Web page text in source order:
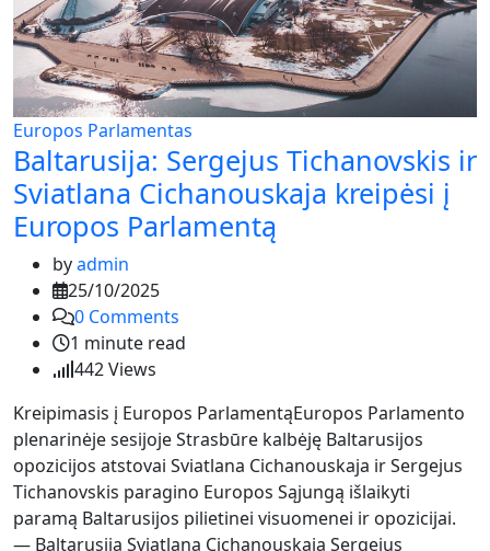
Europos Parlamentas
Baltarusija: Sergejus Tichanovskis ir
Sviatlana Cichanouskaja kreipėsi į
Europos Parlamentą
byadmin
25/10/2025
0 Comments
1 minute read
442Views
Kreipimasis į Europos ParlamentąEuropos Parlamento
plenarinėje sesijoje Strasbūre kalbėję Baltarusijos
opozicijos atstovai Sviatlana Cichanouskaja ir Sergejus
Tichanovskis paragino Europos Sąjungą išlaikyti
paramą Baltarusijos pilietinei visuomenei ir opozicijai.
— Baltarusija Sviatlana Cichanouskaja Sergejus